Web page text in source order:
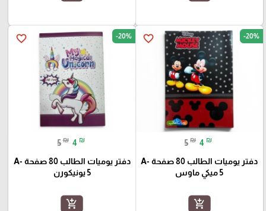
favorite_border -20%
5 ₪ 4 ₪
دفتر يوميات الطالب 80 صفحة A-
5 ميكي ماوس
add_shopping_cart
favorite_border -20%
5 ₪ 4 ₪
دفتر يوميات الطالب 80 صفحة A-
5 يونيكورن
add_shopping_cart